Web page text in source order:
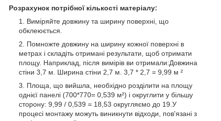
Розрахунок потрібної кількості матеріалу:
Виміряйте довжину та ширину поверхні, що
обклеюється.
Помножте довжину на ширину кожної поверхні в
метрах і складіть отримані результати, щоб отримати
площу. Наприклад, після вимірів ви отримали:Довжина
стіни 3,7 м. Ширина стіни 2,7 м. 3,7 * 2,7 = 9,99 м ²
Площа, що вийшла, необхідно розділити на площу
однієї панелі (700*770= 0,539 м²) і округлити у більшу
сторону: 9,99 / 0,539 = 18,53 округляємо до 19.У
процесі монтажу можуть виникнути відходи, пов'язані з